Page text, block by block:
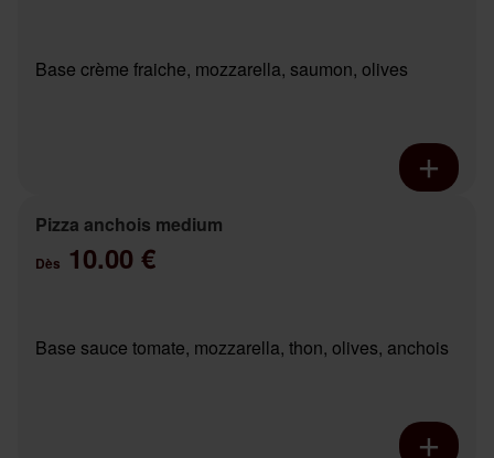
Base crème fraiche, mozzarella, saumon, olives
Pizza anchois medium
Dès 10.00 €
Base sauce tomate, mozzarella, thon, olives, anchois